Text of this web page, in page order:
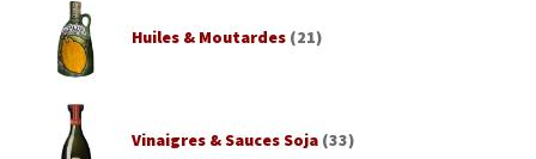
Huiles & Moutardes (21)
Vinaigres & Sauces Soja (33)